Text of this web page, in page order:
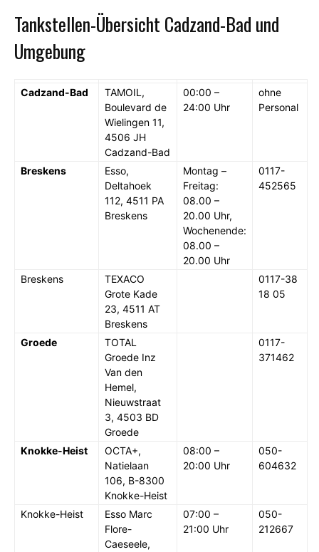
Tankstellen-Übersicht Cadzand-Bad und
Umgebung
Cadzand-Bad
TAMOIL,
Boulevard de
Wielingen 11,
4506 JH
Cadzand-Bad
00:00 –
24:00 Uhr
ohne
Personal
Breskens
Esso,
Deltahoek
112, 4511 PA
Breskens
Montag –
Freitag:
08.00 –
20.00 Uhr,
Wochenende:
08.00 –
20.00 Uhr
0117-
452565
Breskens
TEXACO
Grote Kade
23, 4511 AT
Breskens
0117-38
18 05
Groede
TOTAL
Groede Inz
Van den
Hemel,
Nieuwstraat
3, 4503 BD
Groede
0117-
371462
Knokke-Heist
OCTA+,
Natielaan
106, B-8300
Knokke-Heist
08:00 –
20:00 Uhr
050-
604632
Knokke-Heist
Esso Marc
Flore-
Caeseele,
07:00 –
21:00 Uhr
050-
212667